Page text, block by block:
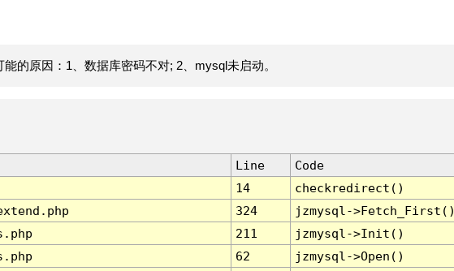
的原因：1、数据库密码不对; 2、mysql未启动。
Line
Code
14
checkredirect()
324
jzmysql-
211
jzmysql->Init()
62
jzmysql->Open()